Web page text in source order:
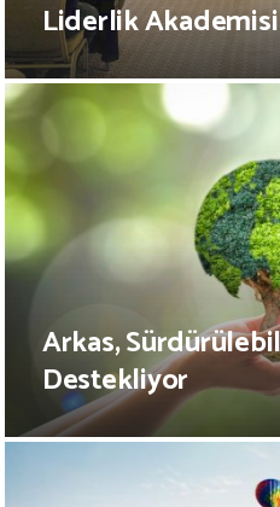
Liderlik Akademisi
Arkas,
Destekliyor